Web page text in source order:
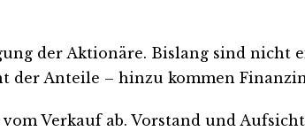
der Aktionäre. Bislang sind nicht
der Anteile – hinzu kommen
Verkauf ab. Vorstand und